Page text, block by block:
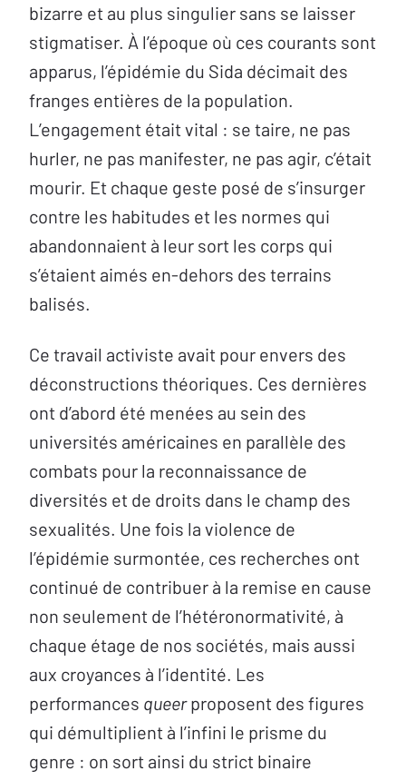
bizarre et au plus singulier sans se laisser
stigmatiser. À l’époque où ces courants sont
apparus, l’épidémie du Sida décimait des
franges entières de la population.
L’engagement était vital : se taire, ne pas
hurler, ne pas manifester, ne pas agir, c’était
mourir. Et chaque geste posé de s’insurger
contre les habitudes et les normes qui
abandonnaient à leur sort les corps qui
s’étaient aimés en-dehors des terrains
balisés.
Ce travail activiste avait pour envers des
déconstructions théoriques. Ces dernières
ont d’abord été menées au sein des
universités américaines en parallèle des
combats pour la reconnaissance de
diversités et de droits dans le champ des
sexualités. Une fois la violence de
l’épidémie surmontée, ces recherches ont
continué de contribuer à la remise en cause
non seulement de l’hétéronormativité, à
chaque étage de nos sociétés, mais aussi
aux croyances à l’identité. Les
performances queerproposent des figures
qui démultiplient à l’infini le prisme du
genre : on sort ainsi du strict binaire